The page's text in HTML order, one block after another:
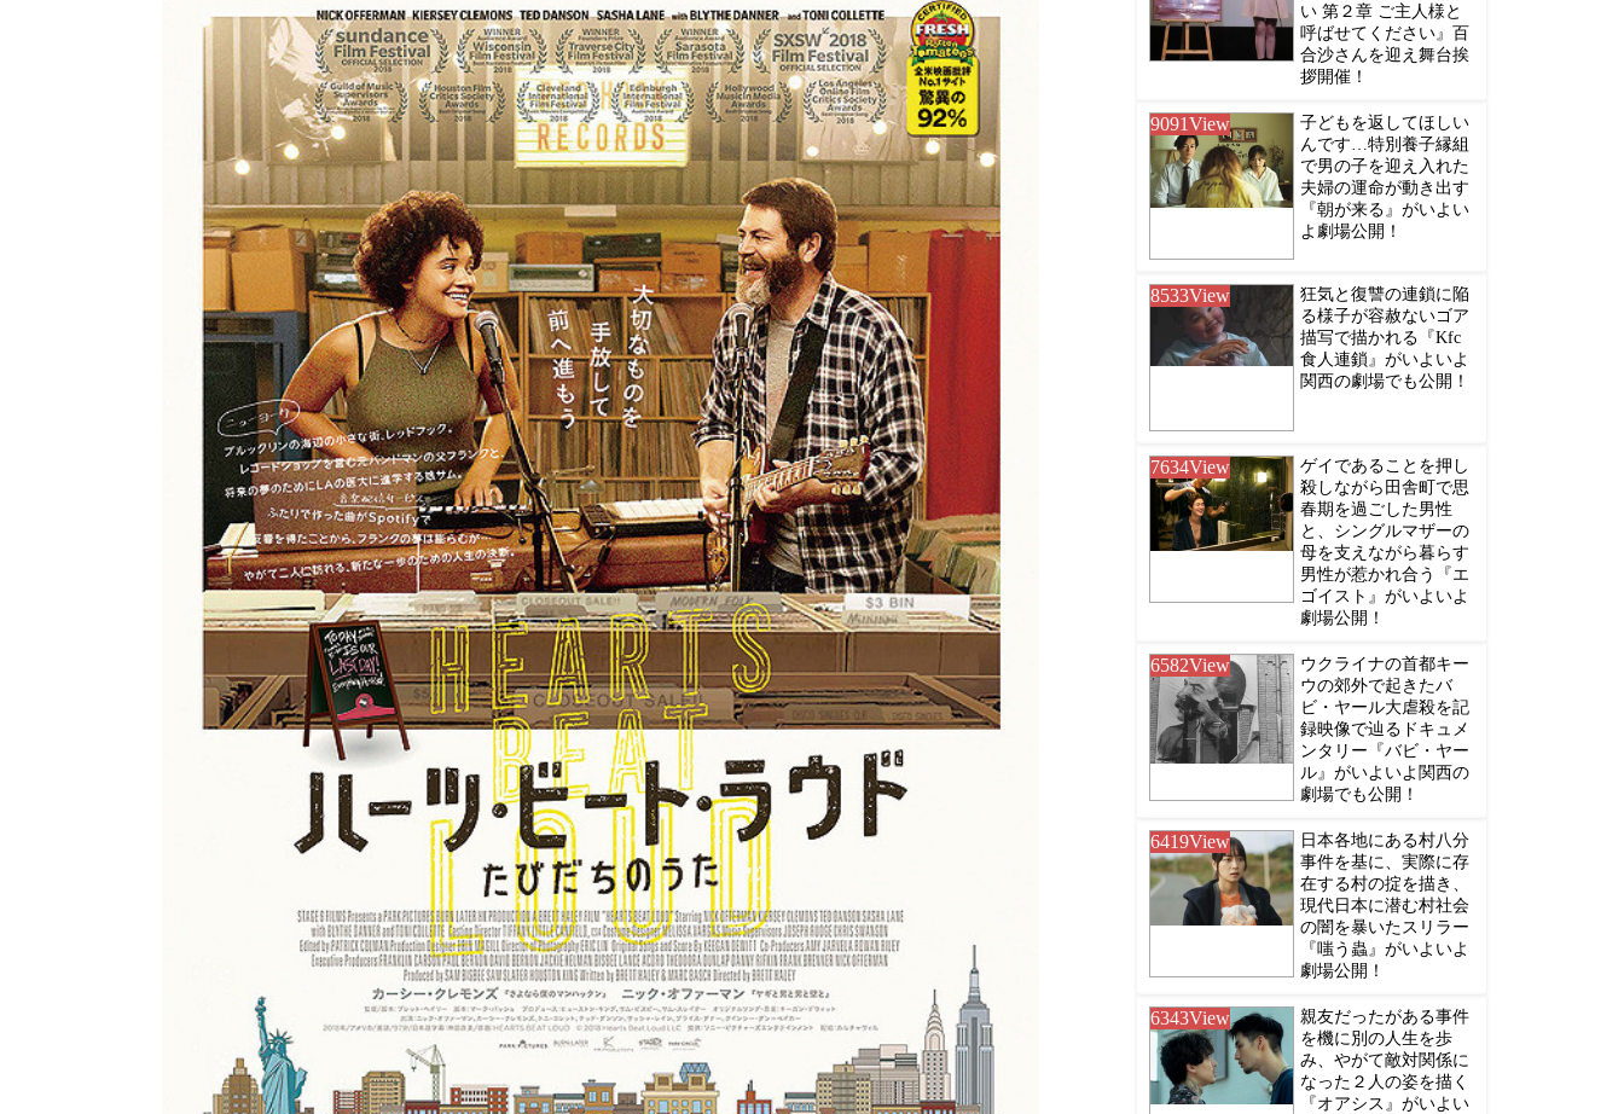
い 第２章 ご主人様と
呼ばせてください』百
合沙さんを迎え舞台挨
拶開催！
9091View
子どもを返してほしい
んです…特別養子縁組
で男の子を迎え入れた
夫婦の運命が動き出す
『朝が来る』がいよい
よ劇場公開！
8533View
狂気と復讐の連鎖に陥
る様子が容赦ないゴア
描写で描かれる『Kfc
食人連鎖』がいよいよ
関西の劇場でも公開！
7634View
ゲイであることを押し
殺しながら田舎町で思
春期を過ごした男性
と、シングルマザーの
母を支えながら暮らす
男性が惹かれ合う『エ
ゴイスト』がいよいよ
劇場公開！
6582View
ウクライナの首都キー
ウの郊外で起きたバ
ビ・ヤール大虐殺を記
録映像で辿るドキュメ
ンタリー『バビ・ヤー
ル』がいよいよ関西の
劇場でも公開！
6419View
日本各地にある村八分
事件を基に、実際に存
在する村の掟を描き、
現代日本に潜む村社会
の闇を暴いたスリラー
『嗤う蟲』がいよいよ
劇場公開！
6343View
親友だったがある事件
を機に別の人生を歩
み、やがて敵対関係に
なった２人の姿を描く
『オアシス』がいよい